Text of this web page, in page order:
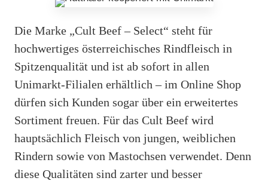
Die Marke „Cult Beef – Select“ steht für
hochwertiges österreichisches Rindfleisch in
Spitzenqualität und ist ab sofort in allen
Unimarkt-Filialen erhältlich – im Online Shop
dürfen sich Kunden sogar über ein erweitertes
Sortiment freuen. Für das Cult Beef wird
hauptsächlich Fleisch von jungen, weiblichen
Rindern sowie von Mastochsen verwendet. Denn
diese Qualitäten sind zarter und besser